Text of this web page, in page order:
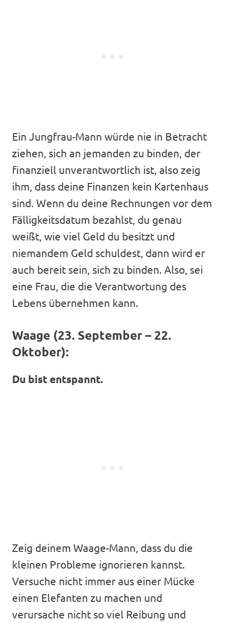
Ein Jungfrau-Mann würde nie in Betracht
ziehen, sich an jemanden zu binden, der
finanziell unverantwortlich ist, also zeig
ihm, dass deine Finanzen kein Kartenhaus
sind. Wenn du deine Rechnungen vor dem
Fälligkeitsdatum bezahlst, du genau
weißt, wie viel Geld du besitzt und
niemandem Geld schuldest, dann wird er
auch bereit sein, sich zu binden. Also, sei
eine Frau, die die Verantwortung des
Lebens übernehmen kann.
Waage (23. September – 22.
Oktober):
Du bist entspannt.
Zeig deinem Waage-Mann, dass du die
kleinen Probleme ignorieren kannst.
Versuche nicht immer aus einer Mücke
einen Elefanten zu machen und
verursache nicht so viel Reibung und